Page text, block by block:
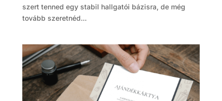
szert tenned egy stabil hallgatói bázisra, de még
tovább szeretnéd...